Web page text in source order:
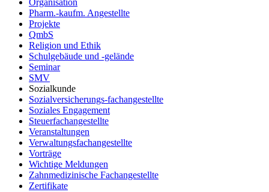
Organisation
Pharm.-kaufm. Angestellte
Projekte
QmbS
Religion und Ethik
Schulgebäude und -gelände
Seminar
SMV
Sozialkunde
Sozialversicherungs-fachangestellte
Soziales Engagement
Steuerfachangestellte
Veranstaltungen
Verwaltungsfachangestellte
Vorträge
Wichtige Meldungen
Zahnmedizinische Fachangestellte
Zertifikate